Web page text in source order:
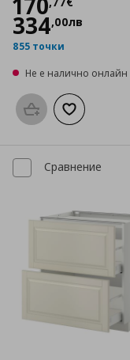
334,00лв
855 точки
Не е налично онлайн
Προσθήκη στο καλάθι
Добави
Сравнение